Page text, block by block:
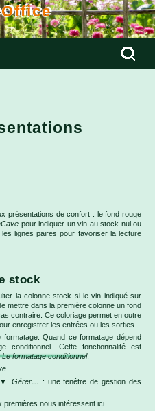
présentations de confort : le fond rouge
pour indiquer un vin au stock nul ou
lignes paires pour favoriser la lecture
stock
la colonne stock si le vin indiqué sur
mettre dans la première colonne un fond
contraire. Ce coloriage permet en outre
enregistrer les entrées ou les sorties.
Quand ce formatage dépend
conditionnel. Cette fonctionnalité est
Le formatage conditionnel.
Gérer…
: une fenêtre de gestion des
nous intéressent ici.